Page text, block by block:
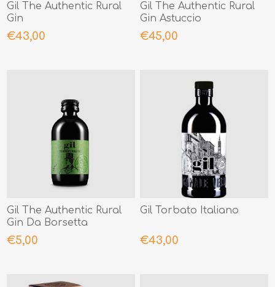
Gil The Authentic Rural
Gin
€43,00
Gil The Authentic Rural
Gin Astuccio
€45,00
Gil The Authentic Rural
Gin Da Borsetta
€5,00
Gil Torbato Italiano
€43,00